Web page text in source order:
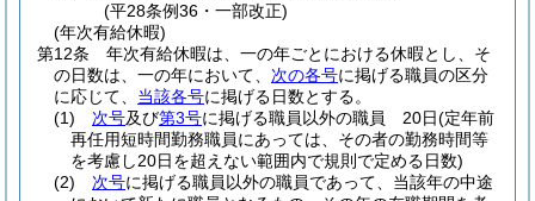
(平28条例36・一部改正)
(年次有給休暇)
第12条
年次有給休暇は、一の年ごとにおける休暇とし、そ
の日数は、一の年において、 次の各号に掲げる職員の区分
に応じて、 当該各号に掲げる日数とする。
(1)
次号及び第3号に掲げる職員以外の職員 20日(定年前
再任用短時間勤務職員にあっては、その者の勤務時間等
を考慮し20日を超えない範囲内で規則で定める日数)
(2)
次号に掲げる職員以外の職員であって、当該年の中途